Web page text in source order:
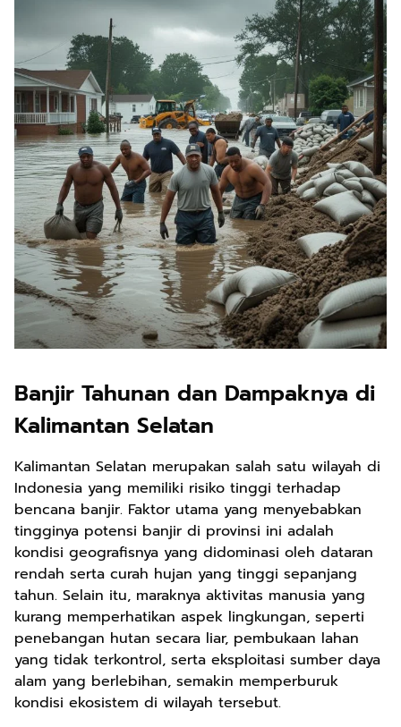
Banjir Tahunan dan Dampaknya di
Kalimantan Selatan
Kalimantan Selatan merupakan salah satu wilayah di
Indonesia yang memiliki risiko tinggi terhadap
bencana banjir. Faktor utama yang menyebabkan
tingginya potensi banjir di provinsi ini adalah
kondisi geografisnya yang didominasi oleh dataran
rendah serta curah hujan yang tinggi sepanjang
tahun. Selain itu, maraknya aktivitas manusia yang
kurang memperhatikan aspek lingkungan, seperti
penebangan hutan secara liar, pembukaan lahan
yang tidak terkontrol, serta eksploitasi sumber daya
alam yang berlebihan, semakin memperburuk
kondisi ekosistem di wilayah tersebut.